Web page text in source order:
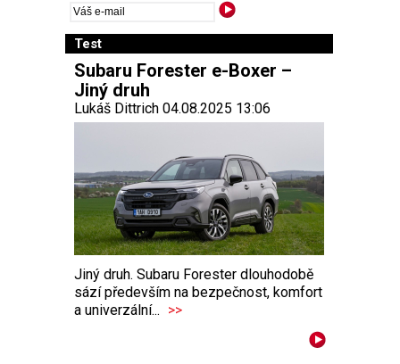
Test
Subaru Forester e-Boxer –
Jiný druh
Lukáš Dittrich 04.08.2025 13:06
Jiný druh. Subaru Forester dlouhodobě
sází především na bezpečnost, komfort
a univerzální... >>